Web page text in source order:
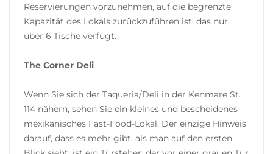
Reservierungen vorzunehmen, auf die begrenzte
Kapazität des Lokals zurückzuführen ist, das nur
über 6 Tische verfügt.
The Corner Deli
Wenn Sie sich der Taqueria/Deli in der Kenmare St.
114 nähern, sehen Sie ein kleines und bescheidenes
mexikanisches Fast-Food-Lokal. Der einzige Hinweis
darauf, dass es mehr gibt, als man auf den ersten